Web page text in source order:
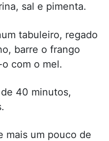
sal e pimenta.
tabuleiro, regado
barre o frango
com o mel.
40 minutos,
mais um pouco de